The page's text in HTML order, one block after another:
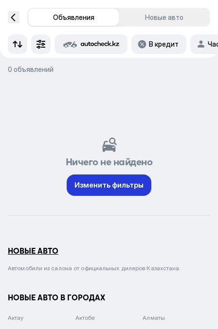
Объявления Новые авто
В кредит
0 объявлений
Ничего не найдено
Изменить фильтры
НОВЫЕ АВТО
Автомобили из салона от официальных дилеров Казахстана.
НОВЫЕ АВТО В ГОРОДАХ
Актау Актобе Алматы